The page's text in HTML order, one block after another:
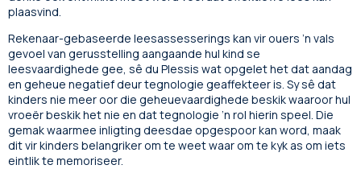
plaasvind.
Rekenaar-gebaseerde leesassesserings kan vir ouers ’n vals
gevoel van gerusstelling aangaande hul kind se
leesvaardighede gee, sê du Plessis wat opgelet het dat aandag
en geheue negatief deur tegnologie geaffekteer is. Sy sê dat
kinders nie meer oor die geheuevaardighede beskik waaroor hul
vroeër beskik het nie en dat tegnologie ’n rol hierin speel. Die
gemak waarmee inligting deesdae opgespoor kan word, maak
dit vir kinders belangriker om te weet waar om te kyk as om iets
eintlik te memoriseer.